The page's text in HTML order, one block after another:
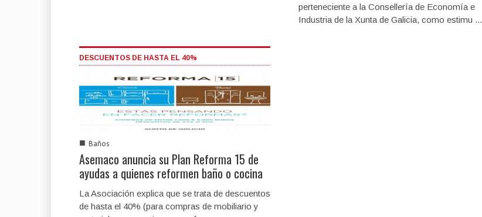
perteneciente a la Consellería de Economía e
Industria de la Xunta de Galicia, como estimu ...
DESCUENTOS DE HASTA EL 40%
■ Baños
Asemaco anuncia su Plan Reforma 15 de
ayudas a quienes reformen baño o cocina
La Asociación explica que se trata de descuentos
de hasta el 40% (para compras de mobiliario y